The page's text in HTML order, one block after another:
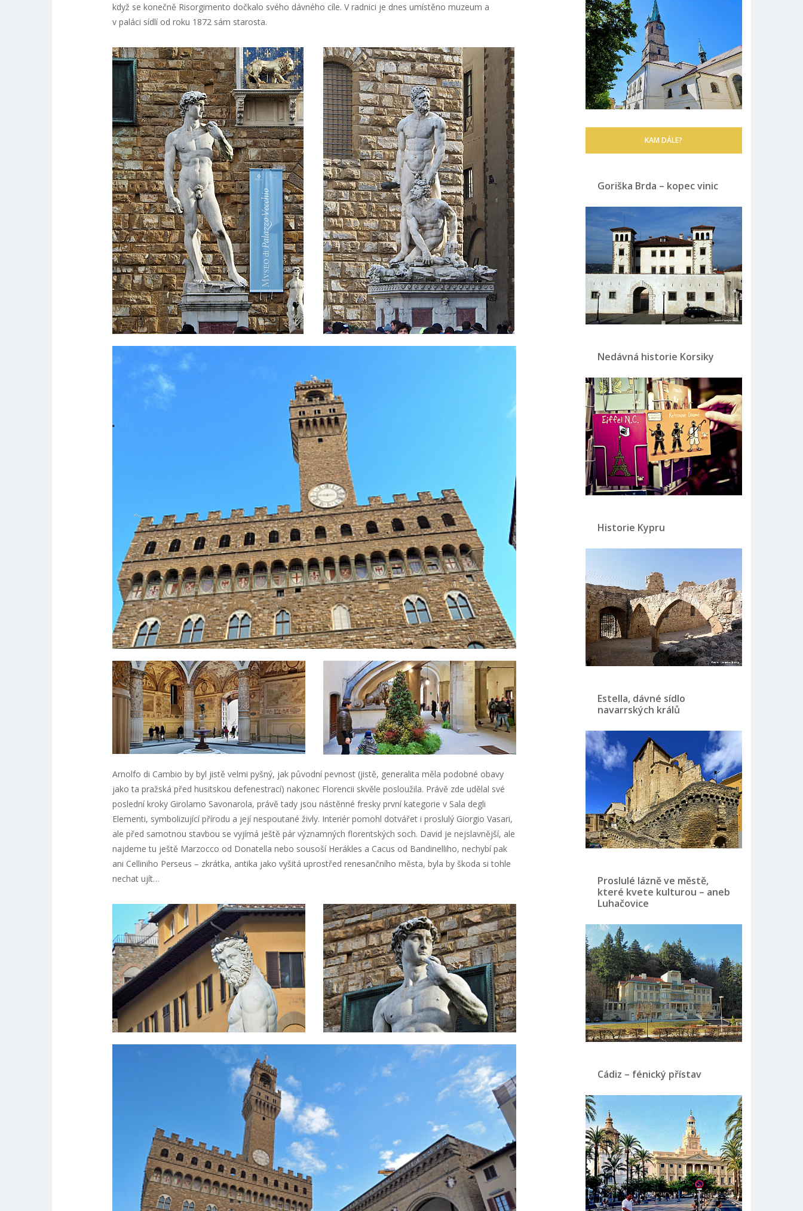
když se konečně Risorgimento dočkalo svého dávného cíle. V radnici je dnes umístěno muzeum a
v paláci sídlí od roku 1872 sám starosta.
Arnolfo di Cambio by byl jistě velmi pyšný, jak původní pevnost (jistě, generalita měla podobné obavy
jako ta pražská před husitskou defenestrací) nakonec Florencii skvěle posloužila. Právě zde udělal své
poslední kroky Girolamo Savonarola, právě tady jsou nástěnné fresky první kategorie v Sala degli
Elementi, symbolizující přírodu a její nespoutané živly. Interiér pomohl dotvářet i proslulý Giorgio Vasari,
ale před samotnou stavbou se vyjímá ještě pár významných florentských soch. David je nejslavnější, ale
najdeme tu ještě Marzocco od Donatella nebo sousoší Herákles a Cacus od Bandinelliho, nechybí pak
ani Celliniho Perseus – zkrátka, antika jako vyšitá uprostřed renesančního města, byla by škoda si tohle
nechat ujít…
KAM DÁLE?
Goriška Brda – kopec vinic
Nedávná historie Korsiky
Historie Kypru
Estella, dávné sídlo
navarrských králů
Proslulé lázně ve městě,
které kvete kulturou – aneb
Luhačovice
Cádiz – fénický přístav